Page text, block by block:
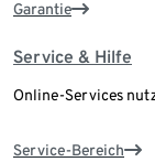
Garantie
Service & Hilfe
Online-Services
Service-Bereich